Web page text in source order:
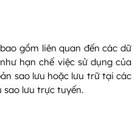
gồm liên quan đến các dữ
hạn chế việc sử dụng của
sao lưu hoặc lưu trữ tại các
sao lưu trực tuyến.